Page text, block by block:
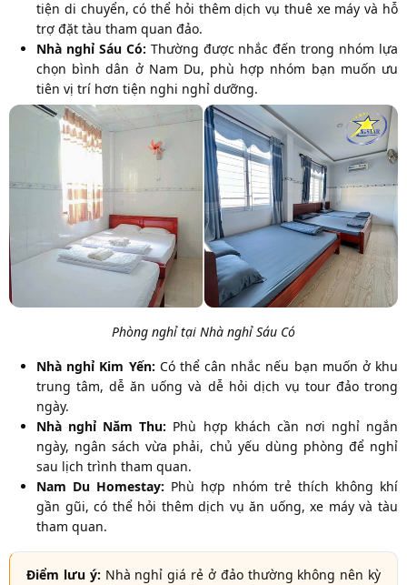
tiện di chuyển, có thể hỏi thêm dịch vụ thuê xe máy và hỗ
trợ đặt tàu tham quan đảo.
Nhà nghỉ Sáu Có: Thường được nhắc đến trong nhóm lựa
chọn bình dân ở Nam Du, phù hợp nhóm bạn muốn ưu
tiên vị trí hơn tiện nghi nghỉ dưỡng.
Phòng nghỉ tại Nhà nghỉ Sáu Có
Nhà nghỉ Kim Yến: Có thể cân nhắc nếu bạn muốn ở khu
trung tâm, dễ ăn uống và dễ hỏi dịch vụ tour đảo trong
ngày.
Nhà nghỉ Năm Thu: Phù hợp khách cần nơi nghỉ ngắn
ngày, ngân sách vừa phải, chủ yếu dùng phòng để nghỉ
sau lịch trình tham quan.
Nam Du Homestay: Phù hợp nhóm trẻ thích không khí
gần gũi, có thể hỏi thêm dịch vụ ăn uống, xe máy và tàu
tham quan.
Điểm lưu ý: Nhà nghỉ giá rẻ ở đảo thường không nên kỳ